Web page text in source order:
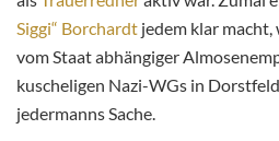
Siggi“ Borchardt jedem klar macht,
vom Staat abhängiger
kuscheligen Nazi-WGs in
jedermanns Sache.